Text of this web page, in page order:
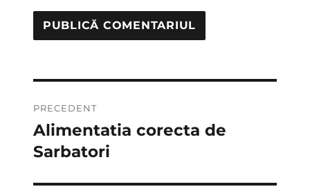
în
articole
PRECEDENT
Articolul
anterior:
Alimentatia corecta de
Sarbatori